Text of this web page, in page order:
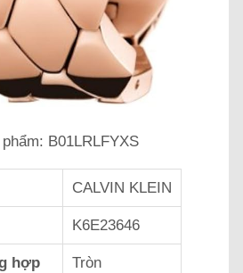
B01LRLFYXS
CALVIN KLEIN
K6E23646
hợp Tròn